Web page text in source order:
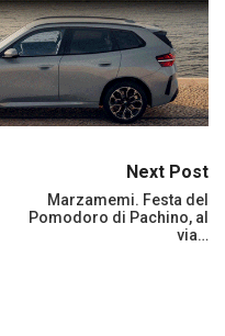
Next Post
Marzamemi. Festa del
Pomodoro di Pachino, al
via…